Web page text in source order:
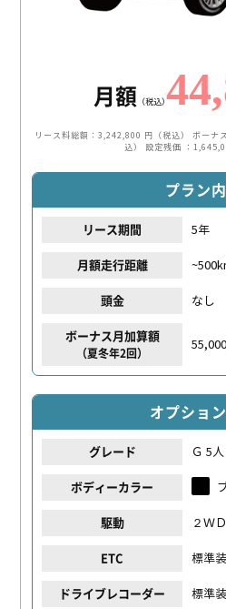
月額 （税込）
リース料総額：3,242,800 円（税込）
ボーナ
込） 設定残価 ：
プラン
リース期間 5年
月額走行距離
頭金 なし
ボーナス月加算額
（夏冬年2回）
オプショ
グレード Ｇ 5
ボディーカラー
駆動 ２ＷＤ
ETC 標準
ドライブレコーダー 標準